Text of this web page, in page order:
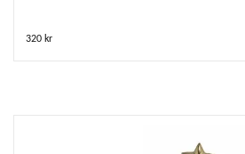
320 kr